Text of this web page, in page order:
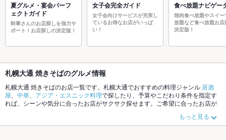
夏グルメ・宴会パーフ
ェクトガイド
幹事さんのお店探しを強力サ
ポート！お店探しの決定版！
女子会完全ガイド
女子会向けサービスが充実し
ているお得なお店がいっぱ
い！
食べ放題ナビゲー
焼肉食べ放題やスイー
放題など食べ放題お店
決定版！
札幌大通 焼きそばのグルメ情報
札幌大通 焼きそばのお店一覧です。札幌大通でおすすめの料理ジャンル 居酒
屋
中華 アジア・エスニック料理で探したり、予算やこだわり条件を指定す
れば、シーンや気分に合ったお店がサクサク探せます。ご希望に合ったお店が
さい。ホットペッパーグルメなら、お得なクーポンはもちろん、こだわりメニ
ューからあげ、塩辛、刺身や季節のおすすめ料理など、お店の最新情報をご紹
もっと見る